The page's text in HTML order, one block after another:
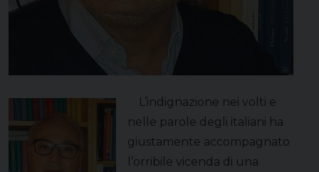
L’indignazione nei volti e
nelle parole degli italiani ha
giustamente accompagnato
l’orribile vicenda di una